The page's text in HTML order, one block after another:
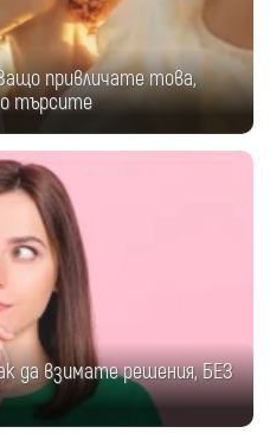
привличате това,
търсите
да взимате решения, БЕЗ